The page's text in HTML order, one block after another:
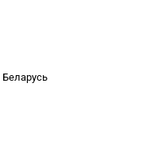
Беларусь